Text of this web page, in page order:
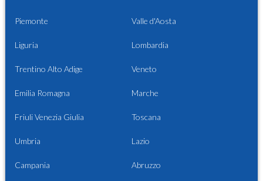
Piemonte Valle d'Aosta
Liguria Lombardia
Trentino Alto Adige Veneto
Emilia Romagna Marche
Friuli Venezia Giulia Toscana
Umbria Lazio
Campania Abruzzo